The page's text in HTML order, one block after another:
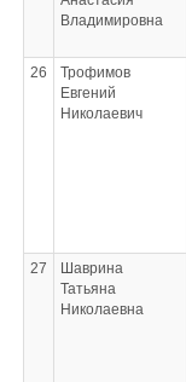
Владимировна
26
Трофимов
Евгений
Николаевич
27
Шаврина
Татьяна
Николаевна